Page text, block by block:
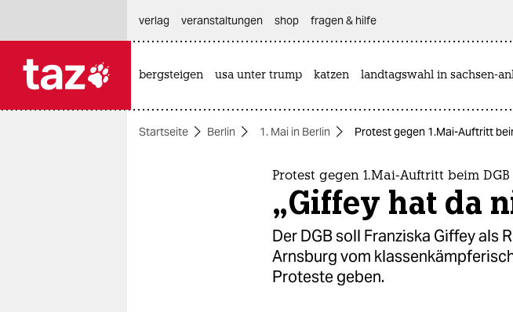
themen
verlag
veranstaltungen shop fragen & hilfe
bergsteigen usa unter trump katzen landtagswahl in sachsen-
Startseite Berlin 1. Mai in Berlin Protest gegen 1.Mai-Auftritt
Protest gegen 1.Mai-Auftritt beim DGB
„Giffey hat da
Der DGB soll Franziska Giffey als
Arnsburg vom
Proteste geben.